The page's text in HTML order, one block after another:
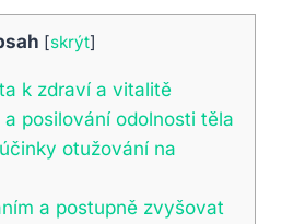
[skrýt]
k zdraví a vitalitě
posilování odolnosti těla
otužování na
a postupně zvyšovat